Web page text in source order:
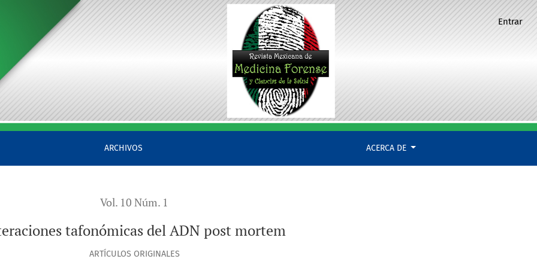
ARCHIVOS ACERCA DE
Entrar
Vol. 10 Núm. 1
tafonómicas del ADN post mortem
ARTÍCULOS ORIGINALES